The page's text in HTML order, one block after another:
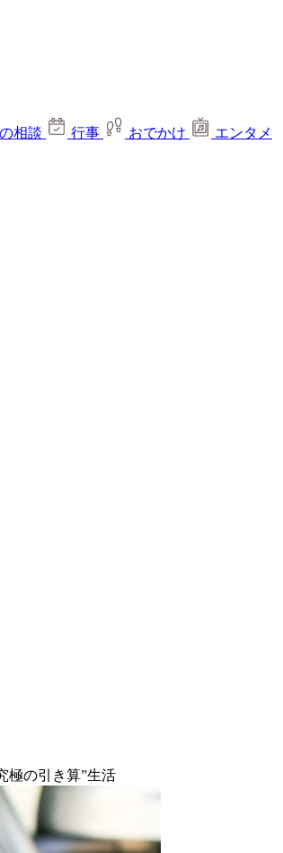
相談 行事 おでかけ
エンタメ
極の引き算”生活